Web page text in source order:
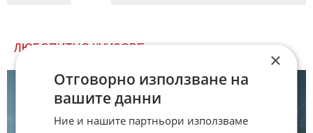
ЛЮБОПИТНО КУИЗОВЕ
×
Отговорно използване на
вашите данни
Ние и нашите партньори използваме